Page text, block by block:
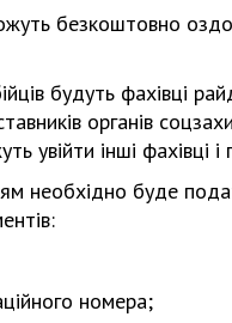
безкоштовно
будуть фахівці
органів
увійти інші фахівці
необхідно буде
номера;